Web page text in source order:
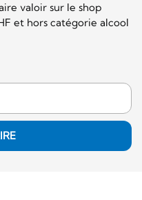
valoir sur le shop
et hors catégorie alcool